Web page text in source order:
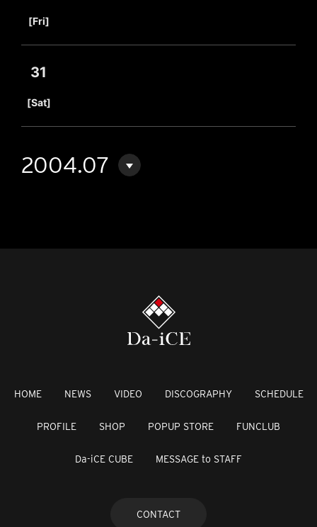
[Fri]
31
[Sat]
2004.07
HOME NEWS VIDEO DISCOGRAPHY SCHEDULE
PROFILE SHOP POPUP STORE FUNCLUB
Da-iCE CUBE MESSAGE to STAFF
CONTACT